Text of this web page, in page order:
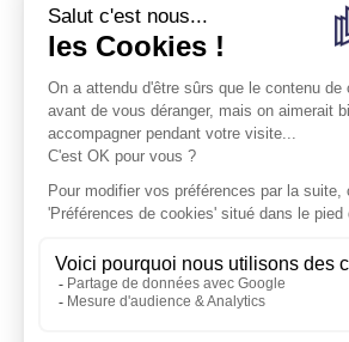
potentiel acquéreur émet
Participer à la vente
La participation à la vente est
d'un compte acquéreur valide.
offres seront portées à la
qui sera seul décisionnaire dans